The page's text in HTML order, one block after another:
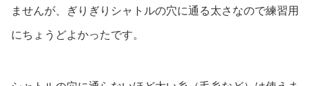
ませんが、ぎりぎりシャトルの穴に通る太さなので練習用
にちょうどよかったです。